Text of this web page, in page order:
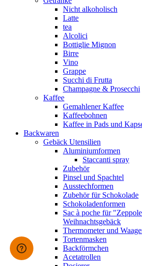
Nicht alkoholisch
Latte
tea
Alcolici
Bottiglie Mignon
Birre
Vino
Grappe
Succhi di Frutta
Champagne & Prosecchi
Kaffee
Gemahlener Kaffee
Kaffeebohnen
Kaffee in Pads und
Backwaren
Gebäck Utensilien
Aluminiumformen
Staccanti spray
Zubehör
Pinsel und Spachtel
Ausstechformen
Zubehör für Schokolade
Schokoladenformen
Sac à poche für
Weihnachtsgebäck
Thermometer und
Tortenmasken
Backförmchen
Acetatrollen